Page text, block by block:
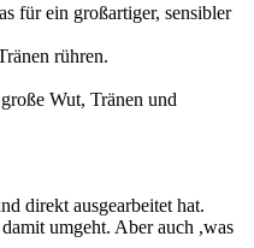
für ein großartiger, sensibler
rühren.
Wut, Tränen und
direkt ausgearbeitet hat.
umgeht. Aber auch ,was